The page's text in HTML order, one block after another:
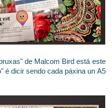
de Malcom Bird está este
é dicir sendo cada páxina un A5